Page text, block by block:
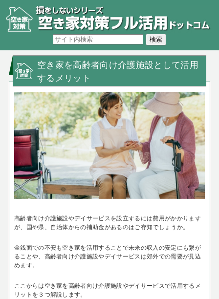
空き家を高齢者向け介護施設として活用
するメリット
高齢者向け介護施設やデイサービスを設立するには費用がかかります
が、国や県、自治体からの補助金があるのはご存知でしょうか。
金銭面での不安も空き家を活用することで未来の収入の安定にも繋が
ることや、高齢者向け介護施設やデイサービスは郊外での需要が見込
めます。
ここからは空き家を高齢者向け介護施設やデイサービスで活用するメ
リットを３つ解説します。